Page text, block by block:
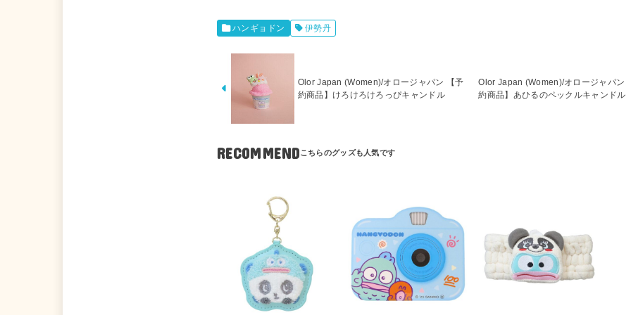
ハンギョドン 伊勢丹
Olor Japan (Women)/オロージャパン 【予
約商品】けろけろけろっぴキャンドル
Olor Japan (Women)/オロージャパン
約商品】あひるのペックルキャンドル
RECOMMEND